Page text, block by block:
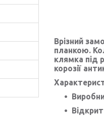
Врізний
планкою.
клямка під
корозії